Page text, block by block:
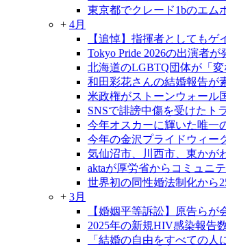
東京都でクレード1bのエム
+ 4月
【追悼】指揮者としても
Tokyo Pride 2026の出演者
北海道のLGBTQ団体が「
和田彩花さんの結婚報告が
米政権がストーンウォール
SNSで誹謗中傷を受けたト
今年オスカーに輝いた唯一
今年の金沢プライドウィー
気仙沼市、川西市、東かが
aktaが厚労省からコミュニ
世界初の同性婚法制化から
+ 3月
【婚姻平等訴訟】原告ら
2025年の新規HIV感染報告
「結婚の自由をすべての